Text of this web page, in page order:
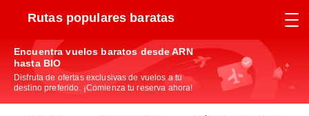
Rutas populares baratas
Encuentra vuelos baratos desde ARN
hasta BIO
Disfruta de ofertas exclusivas de vuelos a tu
destino preferido. ¡Comienza tu reserva ahora!